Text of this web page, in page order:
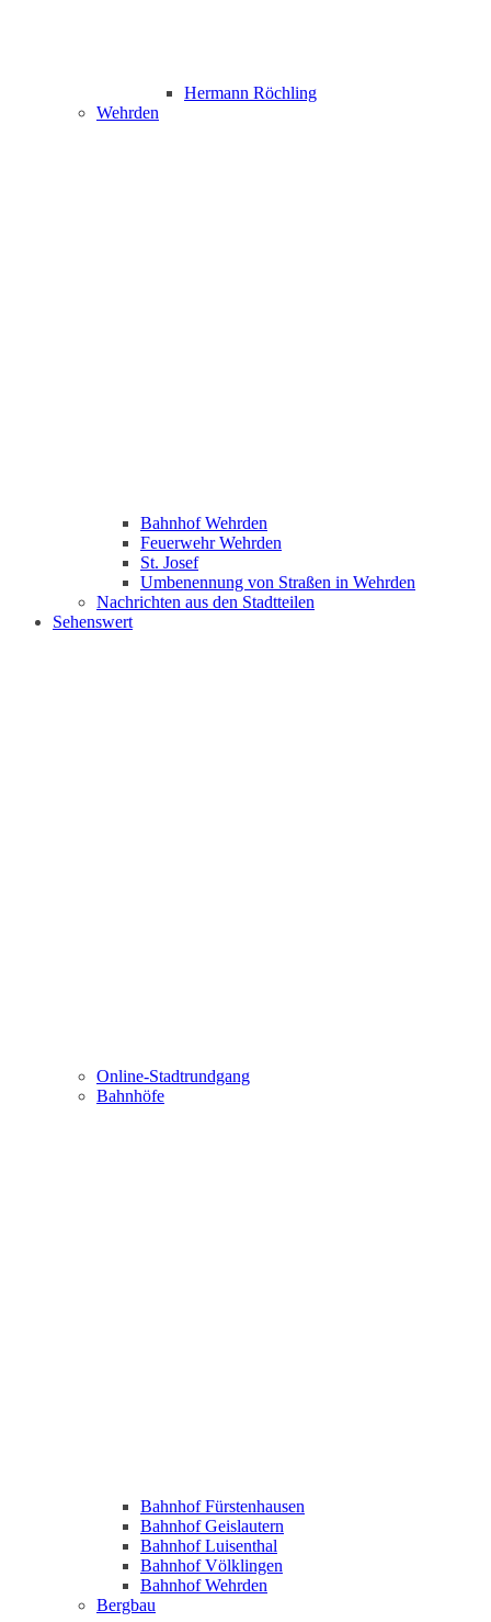
Hermann Röchling
Wehrden
Bahnhof Wehrden
Feuerwehr Wehrden
St. Josef
Umbenennung von Straßen in Wehrden
Nachrichten aus den Stadtteilen
Sehenswert
Online-Stadtrundgang
Bahnhöfe
Bahnhof Fürstenhausen
Bahnhof Geislautern
Bahnhof Luisenthal
Bahnhof Völklingen
Bahnhof Wehrden
Bergbau